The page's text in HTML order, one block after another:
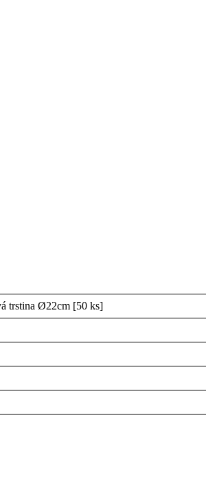
trstina Ø22cm [50 ks]